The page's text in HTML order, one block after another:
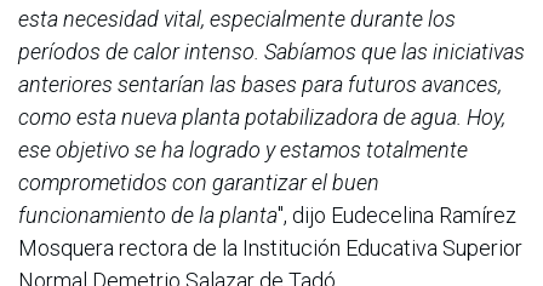
esta necesidad vital, especialmente durante los
períodos de calor intenso. Sabíamos que las iniciativas
anteriores sentarían las bases para futuros avances,
como esta nueva planta potabilizadora de agua. Hoy,
ese objetivo se ha logrado y estamos totalmente
comprometidos con garantizar el buen
funcionamiento de la planta", dijo Eudecelina Ramírez
Mosquera rectora de la Institución Educativa Superior
Normal Demetrio Salazar de Tadó.